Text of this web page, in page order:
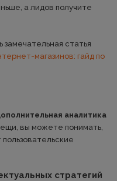
а лидов получите
замечательная статья
магазинов: гайд по
аналитика
вы можете понимать,
стратегий